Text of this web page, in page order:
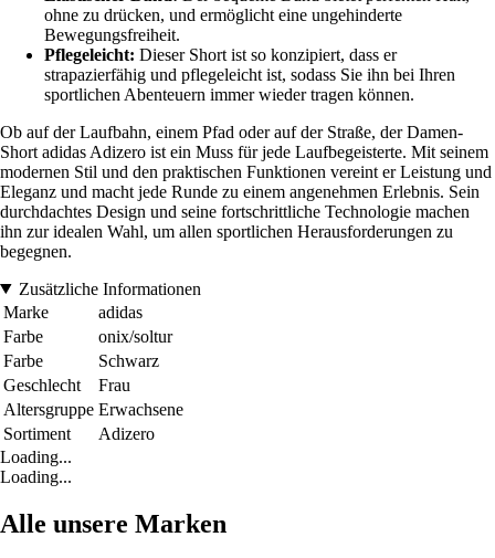
ohne zu drücken, und ermöglicht eine ungehinderte
Bewegungsfreiheit.
Pflegeleicht: Dieser Short ist so konzipiert, dass er
strapazierfähig und pflegeleicht ist, sodass Sie ihn bei Ihren
sportlichen Abenteuern immer wieder tragen können.
Ob auf der Laufbahn, einem Pfad oder auf der Straße, der Damen-
Short adidas Adizero ist ein Muss für jede Laufbegeisterte. Mit seinem
modernen Stil und den praktischen Funktionen vereint er Leistung und
Eleganz und macht jede Runde zu einem angenehmen Erlebnis. Sein
durchdachtes Design und seine fortschrittliche Technologie machen
ihn zur idealen Wahl, um allen sportlichen Herausforderungen zu
begegnen.
Zusätzliche Informationen
Marke
adidas
Farbe
onix/soltur
Farbe
Schwarz
Geschlecht
Frau
Altersgruppe Erwachsene
Sortiment
Adizero
Loading...
Loading...
Alle unsere Marken